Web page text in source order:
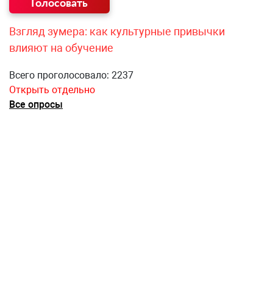
Взгляд зумера: как культурные привычки
влияют на обучение
Всего проголосовало: 2237
Открыть отдельно
Все опросы